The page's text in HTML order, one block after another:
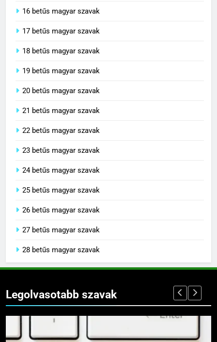
16 betűs magyar szavak
17 betűs magyar szavak
18 betűs magyar szavak
19 betűs magyar szavak
20 betűs magyar szavak
21 betűs magyar szavak
22 betűs magyar szavak
23 betűs magyar szavak
24 betűs magyar szavak
25 betűs magyar szavak
26 betűs magyar szavak
27 betűs magyar szavak
28 betűs magyar szavak
Legolvasotabb szavak